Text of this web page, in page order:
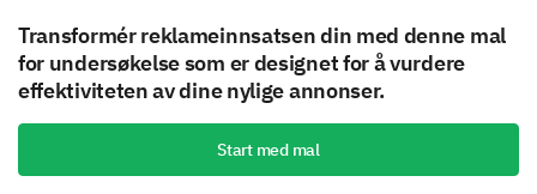
Transformér reklameinnsatsen din med denne mal
for undersøkelse som er designet for å vurdere
effektiviteten av dine nylige annonser.
Start med mal